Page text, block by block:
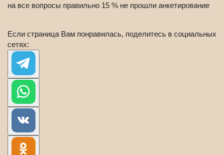
на все вопросы правильно 15 % не прошли анкетирование
Если страница Вам понравилась, поделитесь в социальных
сетях: